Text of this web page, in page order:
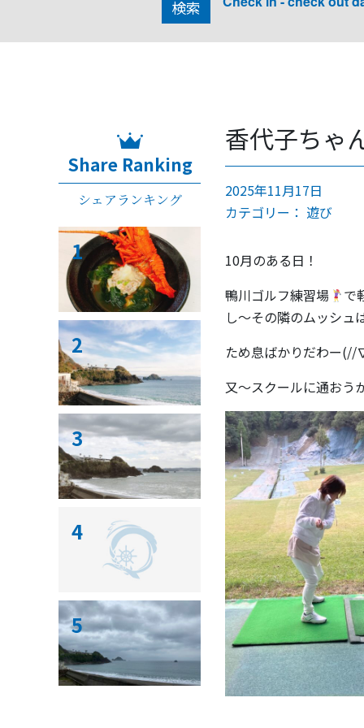
検索
香代子ちゃ
2025年11月17日
カテゴリー： 遊び
10月のある日！
鴨川ゴルフ練習場
で
し〜その隣のムッシュ
ため息ばかりだわー
又〜スクールに通おう
Share Ranking
シェアランキング
1
2
3
4
5